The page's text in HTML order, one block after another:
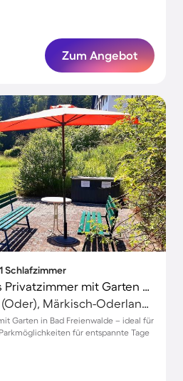
Zum Angebot
Schlafzimmer
Familienorientiertes Privatzimmer mit Garten und Grill
Bad Freienwalde (Oder), Märkisch-Oderland, Deutschland
Garten in Bad Freienwalde – ideal für
für entspannte Tage